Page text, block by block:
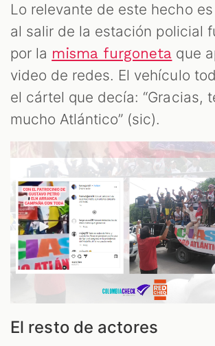
Lo relevante de este hecho
al salir de la estación policial
por la misma furgoneta que
video de redes. El vehículo
el cártel que decía: “Gracias,
mucho Atlántico” (sic).
El resto de actores